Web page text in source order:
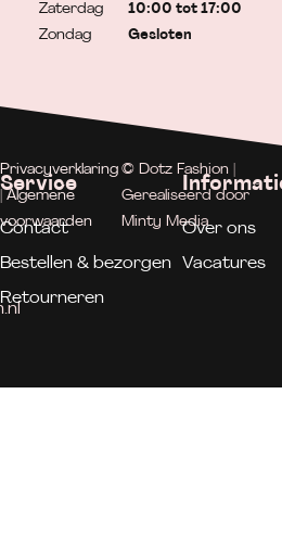
Zaterdag
Zondag
10:00 tot 17:00
Gesloten
Service
Contact
Bestellen & bezorgen
Retourneren
Over ons
Vacatures
Privacyverklaring
| Algemene
voorwaarden
© Dotz Fashion |
Gerealiseerd door
Minty Media